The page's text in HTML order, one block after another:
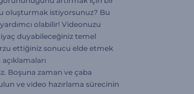
oluşturmak istiyorsunuz? Bu
olabilir! Videonuzu
duyabileceğiniz temel
ettiğiniz sonucu elde etmek
Boşuna zaman ve çaba
ve video hazırlama sürecinin